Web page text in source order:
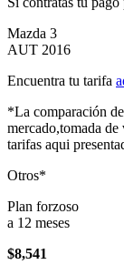
Mazda 3
AUT 2016
Encuentra tu tarifa
*La comparación
mercado,tomada
tarifas aqui
Otros*
Plan forzoso
a 12 meses
$8,541